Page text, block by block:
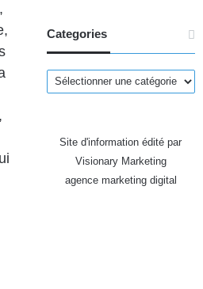
Categories
Categories
Site d'information édité par
Visionary Marketing
agence marketing digital